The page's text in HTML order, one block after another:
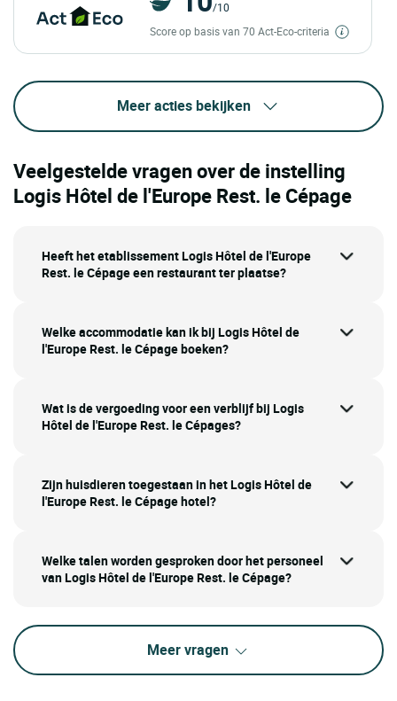
/10
Score op basis van 70 Act-Eco-criteria
Meer acties bekijken
Veelgestelde vragen over de instelling
Logis Hôtel de l'Europe Rest. le Cépage
Heeft het etablissement Logis Hôtel de l'Europe
Rest. le Cépage een restaurant ter plaatse?
Welke accommodatie kan ik bij Logis Hôtel de
l'Europe Rest. le Cépage boeken?
Wat is de vergoeding voor een verblijf bij Logis
Hôtel de l'Europe Rest. le Cépages?
Zijn huisdieren toegestaan in het Logis Hôtel de
l'Europe Rest. le Cépage hotel?
Welke talen worden gesproken door het personeel
van Logis Hôtel de l'Europe Rest. le Cépage?
Meer vragen